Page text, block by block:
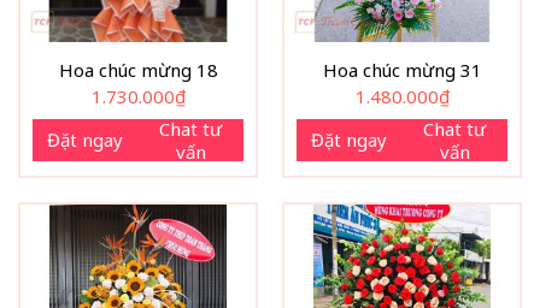
Hoa chúc mừng 18
1.730.000₫
Đặt ngay
Chat tư
vấn
Hoa chúc mừng 31
1.480.000₫
Đặt ngay
Chat tư
vấn